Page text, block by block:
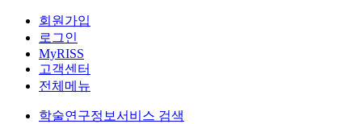
회원가입
로그인
MyRISS
고객센터
전체메뉴
학술연구정보서비스 검색